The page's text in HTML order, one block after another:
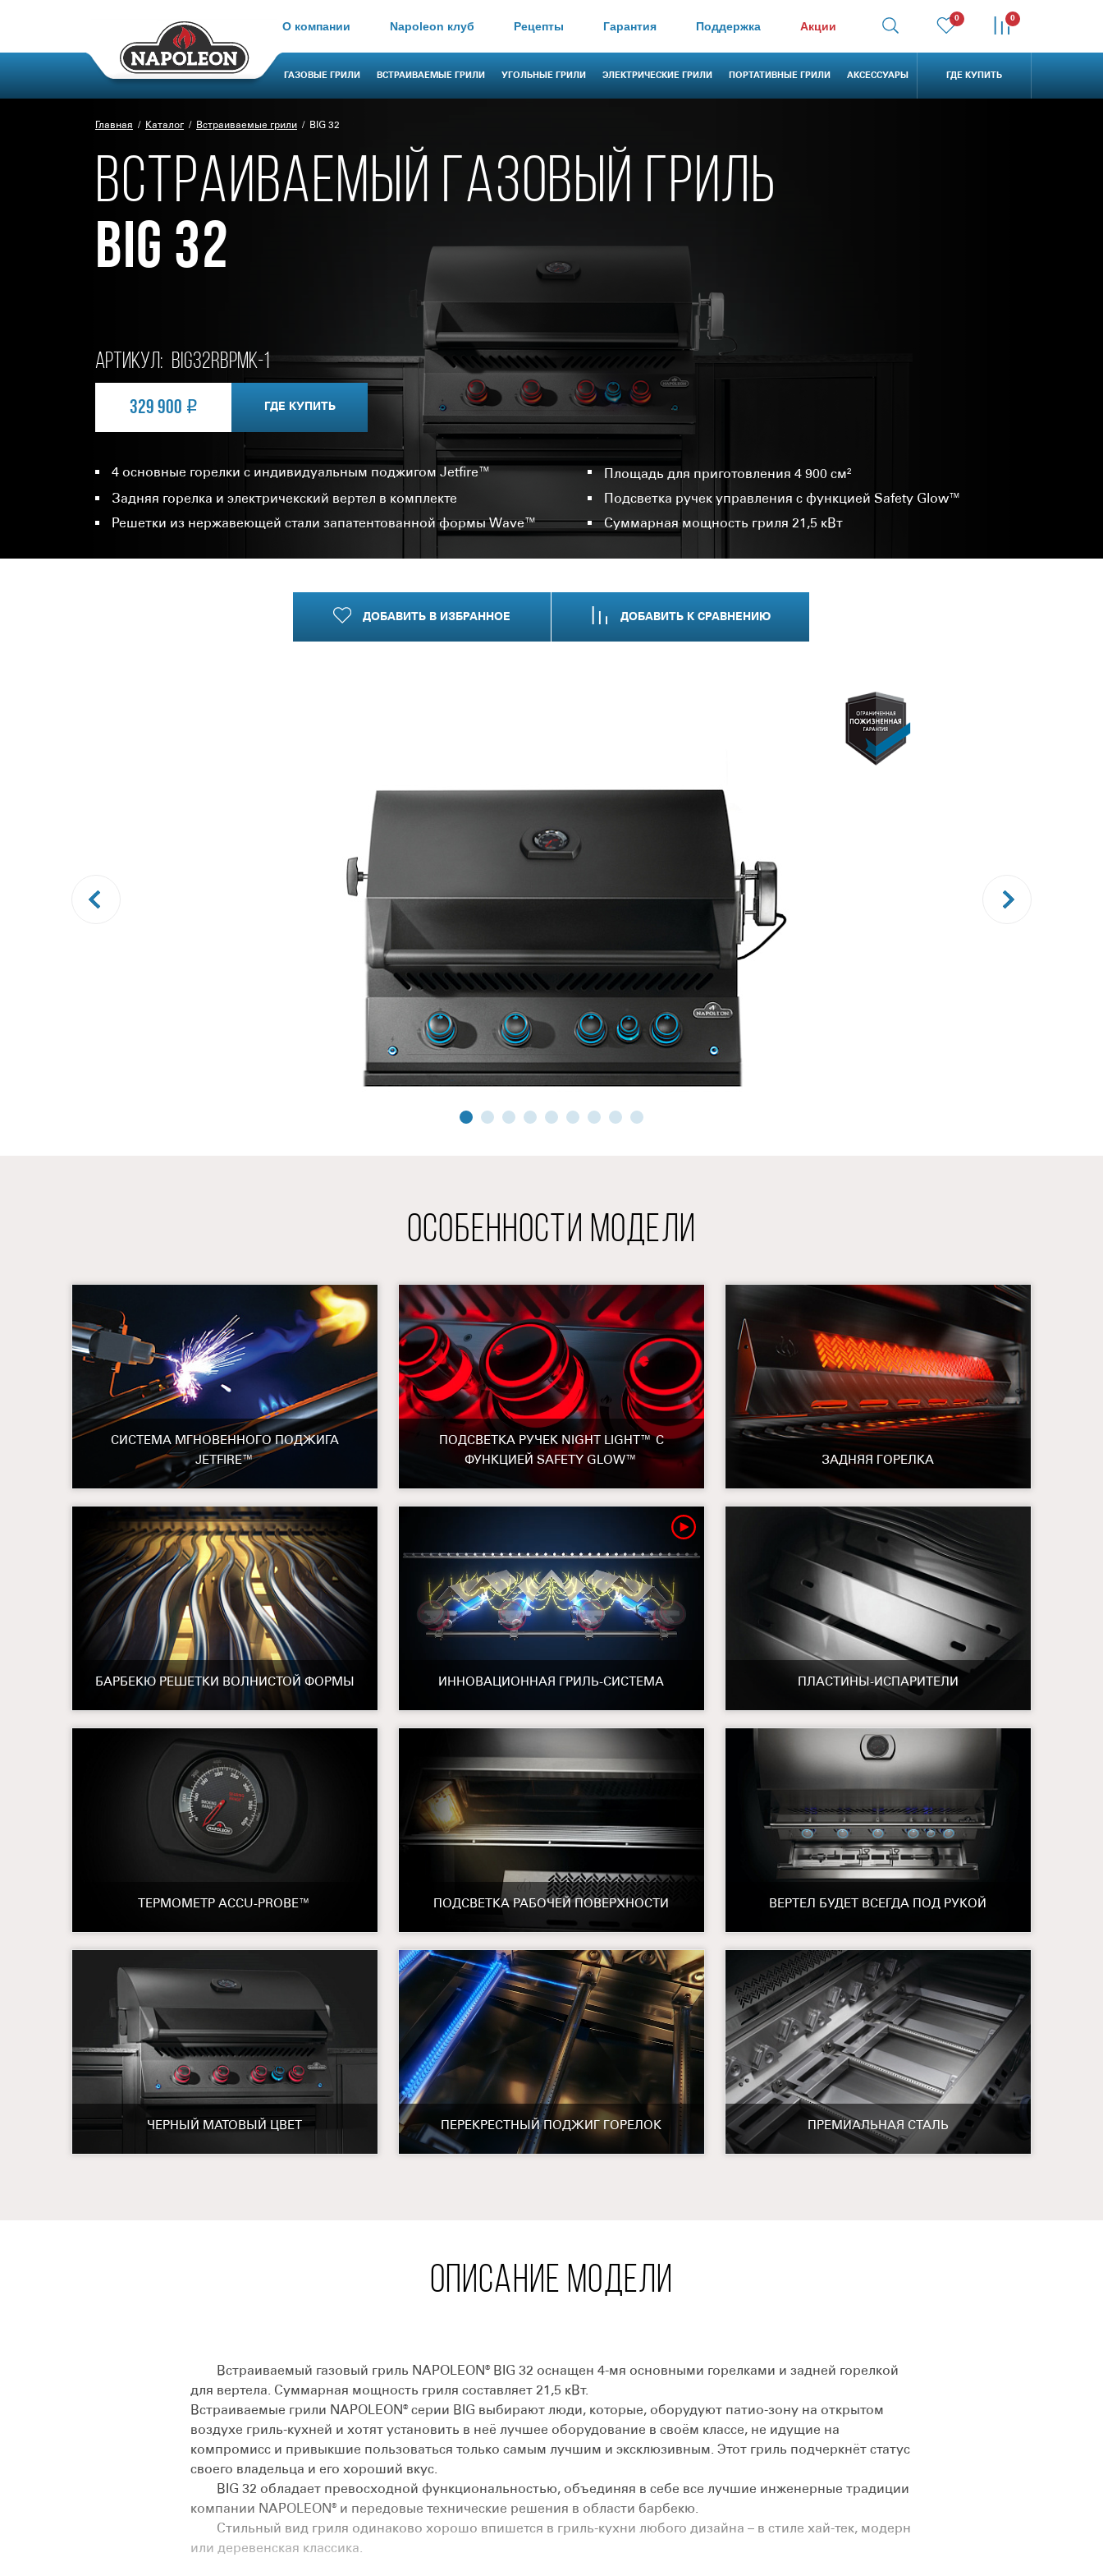
О компании Napoleon клуб Рецепты Гарантия Поддержка Акции
0 0
ГАЗОВЫЕ ГРИЛИ ВСТРАИВАЕМЫЕ ГРИЛИ УГОЛЬНЫЕ ГРИЛИ ЭЛЕКТРИЧЕСКИЕ ГРИЛИ ПОРТАТИВНЫЕ ГРИЛИ АКСЕССУАРЫ ГДЕ КУПИТЬ
Главная Каталог Встраиваемые грили BIG 32
ВСТРАИВАЕМЫЙ ГАЗОВЫЙ ГРИЛЬ
BIG 32
Артикул: BIG32RBPMK-1
329 900 ГДЕ КУПИТЬ
4 основные горелки с индивидуальным поджигом Jetfire™
Площадь для приготовления 4 900 см²
Задняя горелка и электричекский вертел в комплекте
Подсветка ручек управления с функцией Safety Glow™
Решетки из нержавеющей стали запатентованной формы Wave™
Суммарная мощность гриля 21,5 кВт
ДОБАВИТЬ В ИЗБРАННОЕ ДОБАВИТЬ К СРАВНЕНИЮ
ОСОБЕННОСТИ МОДЕЛИ
СИСТЕМА МГНОВЕННОГО ПОДЖИГА
JETFIRE™
ПОДСВЕТКА РУЧЕК NIGHT LIGHT™ С
ФУНКЦИЕЙ SAFETY GLOW™
ЗАДНЯЯ ГОРЕЛКА
БАРБЕКЮ РЕШЕТКИ ВОЛНИСТОЙ ФОРМЫ ИННОВАЦИОННАЯ ГРИЛЬ-СИСТЕМА ПЛАСТИНЫ-ИСПАРИТЕЛИ
ТЕРМОМЕТР ACCU-PROBE™ ПОДСВЕТКА РАБОЧЕЙ ПОВЕРХНОСТИ ВЕРТЕЛ БУДЕТ ВСЕГДА ПОД РУКОЙ
ЧЕРНЫЙ МАТОВЫЙ ЦВЕТ ПЕРЕКРЕСТНЫЙ ПОДЖИГ ГОРЕЛОК ПРЕМИАЛЬНАЯ СТАЛЬ
ОПИСАНИЕ МОДЕЛИ
Встраиваемый газовый гриль NAPOLEON® BIG 32 оснащен 4-мя основными горелками и задней горелкой
для вертела. Суммарная мощность гриля составляет 21,5 кВт.
Встраиваемые грили NAPOLEON® серии BIG выбирают люди, которые, оборудуют патио-зону на открытом
воздухе гриль-кухней и хотят установить в неё лучшее оборудование в своём классе, не идущие на
компромисс и привыкшие пользоваться только самым лучшим и эксклюзивным. Этот гриль подчеркнёт статус
своего владельца и его хороший вкус.
BIG 32 обладает превосходной функциональностью, объединяя в себе все лучшие инженерные традиции
компании NAPOLEON® и передовые технические решения в области барбекю.
Стильный вид гриля одинаково хорошо впишется в гриль-кухни любого дизайна – в стиле хай-тек, модерн
или деревенская классика.